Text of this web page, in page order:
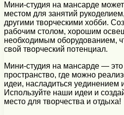
Мини-студия на мансарде
местом для занятий
другими творческими хобби.
рабочим столом, хорошим
необходимым оборудованием,
свой творческий потенциал.
Мини-студия на мансарде — это
пространство, где можно
идеи, насладиться уединением
Используйте наши идеи и
место для творчества и отдыха!